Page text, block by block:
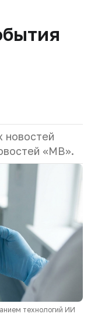
новостей
«МВ».
технологий ИИ